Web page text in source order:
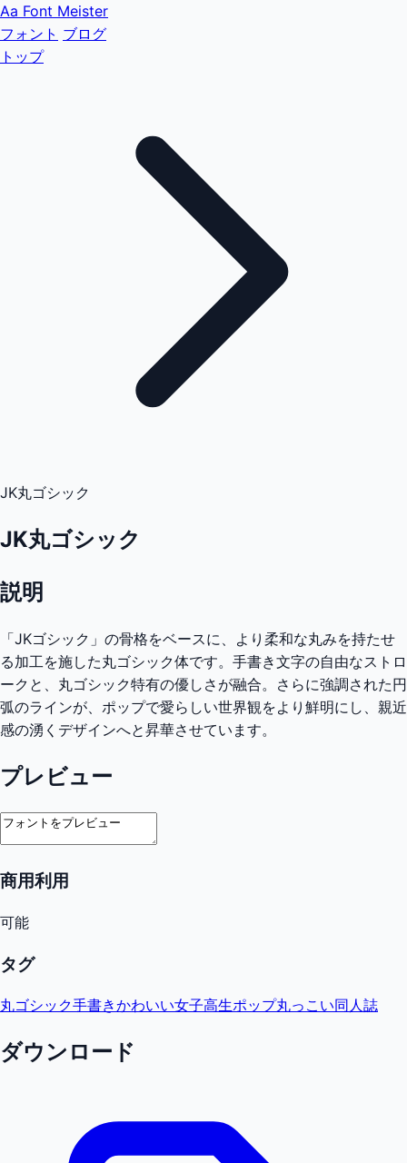
Aa Font Meister
フォント ブログ
トップ
JK丸ゴシック
JK丸ゴシック
説明
「JKゴシック」の骨格をベースに、より柔和な丸みを持たせ
る加工を施した丸ゴシック体です。手書き文字の自由なストロ
ークと、丸ゴシック特有の優しさが融合。さらに強調された円
弧のラインが、ポップで愛らしい世界観をより鮮明にし、親近
感の湧くデザインへと昇華させています。
プレビュー
商用利用
可能
タグ
丸ゴシック手書きかわいい女子高生ポップ丸っこい同人誌
ダウンロード